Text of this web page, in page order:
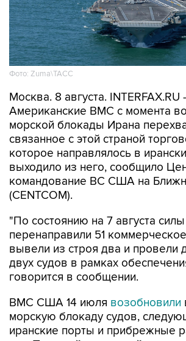
Фото: Zuma\ТАСС
Москва. 8 августа. INTERFAX.RU -
морской блокады Ирана
связанное с этой страной
которое направлялось в
выходило из него, сообщило
командование ВС США на
(CENTCOM).
"По состоянию на 7 августа силы
вывели из строя два и провели
двух судов в рамках
говорится в сообщении.
ВМС США 14 июлявозобновили
иранские порты и прибрежные
них. Прежний режим действовал
18 июня.